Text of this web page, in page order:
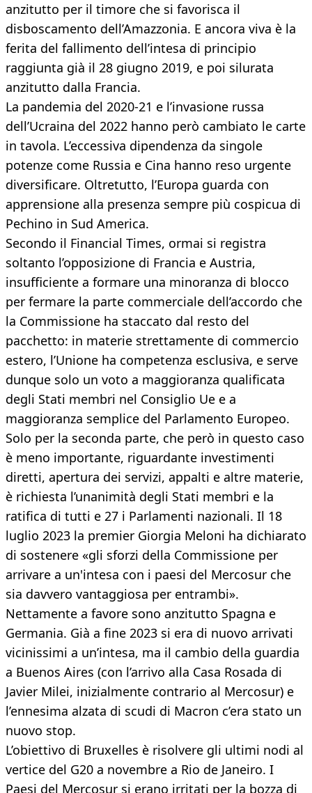
anzitutto per il timore che si favorisca il
disboscamento dell’Amazzonia. E ancora viva è la
ferita del fallimento dell’intesa di principio
raggiunta già il 28 giugno 2019, e poi silurata
anzitutto dalla Francia.
La pandemia del 2020-21 e l’invasione russa
dell’Ucraina del 2022 hanno però cambiato le carte
in tavola. L’eccessiva dipendenza da singole
potenze come Russia e Cina hanno reso urgente
diversificare. Oltretutto, l’Europa guarda con
apprensione alla presenza sempre più cospicua di
Pechino in Sud America.
Secondo il Financial Times, ormai si registra
soltanto l’opposizione di Francia e Austria,
insufficiente a formare una minoranza di blocco
per fermare la parte commerciale dell’accordo che
la Commissione ha staccato dal resto del
pacchetto: in materie strettamente di commercio
estero, l’Unione ha competenza esclusiva, e serve
dunque solo un voto a maggioranza qualificata
degli Stati membri nel Consiglio Ue e a
maggioranza semplice del Parlamento Europeo.
Solo per la seconda parte, che però in questo caso
è meno importante, riguardante investimenti
diretti, apertura dei servizi, appalti e altre materie,
è richiesta l’unanimità degli Stati membri e la
ratifica di tutti e 27 i Parlamenti nazionali. Il 18
luglio 2023 la premier Giorgia Meloni ha dichiarato
di sostenere «gli sforzi della Commissione per
arrivare a un'intesa con i paesi del Mercosur che
sia davvero vantaggiosa per entrambi».
Nettamente a favore sono anzitutto Spagna e
Germania. Già a fine 2023 si era di nuovo arrivati
vicinissimi a un’intesa, ma il cambio della guardia
a Buenos Aires (con l’arrivo alla Casa Rosada di
Javier Milei, inizialmente contrario al Mercosur) e
l’ennesima alzata di scudi di Macron c’era stato un
nuovo stop.
L’obiettivo di Bruxelles è risolvere gli ultimi nodi al
vertice del G20 a novembre a Rio de Janeiro. I
Paesi del Mercosur si erano irritati per la bozza di